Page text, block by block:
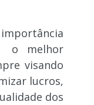
o melhor
visando
lucros,
dos